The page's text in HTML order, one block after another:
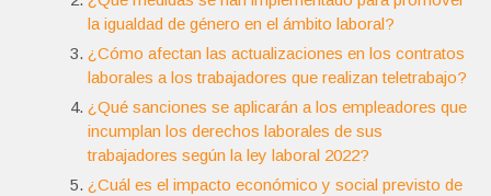
la igualdad de género en el ámbito laboral?
¿Cómo afectan las actualizaciones en los contratos
laborales a los trabajadores que realizan teletrabajo?
¿Qué sanciones se aplicarán a los empleadores que
incumplan los derechos laborales de sus
trabajadores según la ley laboral 2022?
¿Cuál es el impacto económico y social previsto de